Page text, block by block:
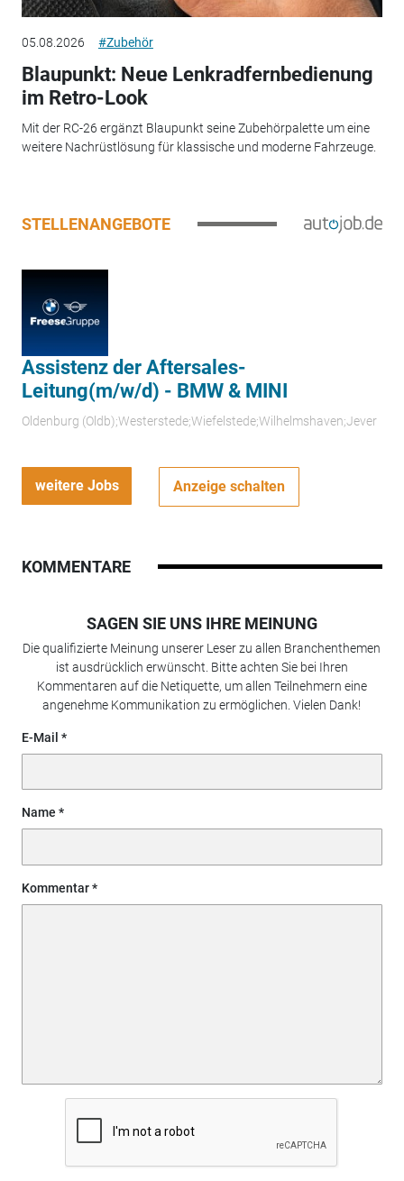
05.08.2026 #Zubehör
Blaupunkt: Neue Lenkradfernbedienung
im Retro-Look
Mit der RC-26 ergänzt Blaupunkt seine Zubehörpalette um eine
weitere Nachrüstlösung für klassische und moderne Fahrzeuge.
STELLENANGEBOTE
Assistenz der Aftersales-
Leitung(m/w/d) - BMW & MINI
Oldenburg (Oldb);Westerstede;Wiefelstede;Wilhelmshaven;Jever
weitere Jobs Anzeige schalten
KOMMENTARE
SAGEN SIE UNS IHRE MEINUNG
Die qualifizierte Meinung unserer Leser zu allen Branchenthemen
ist ausdrücklich erwünscht. Bitte achten Sie bei Ihren
Kommentaren auf die Netiquette, um allen Teilnehmern eine
angenehme Kommunikation zu ermöglichen. Vielen Dank!
E-Mail
Name
Kommentar